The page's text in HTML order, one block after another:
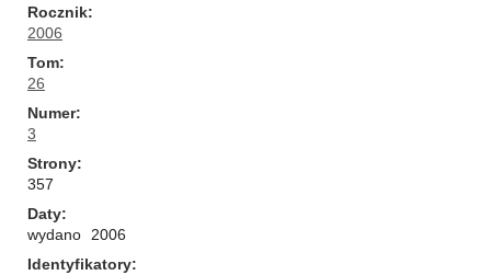
Rocznik
2006
Tom
26
Numer
3
Strony
357
Daty
wydano
2006
Identyfikatory